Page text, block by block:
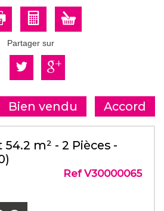
Partager sur
Bien vendu Accord
m² - 2 Pièces -
Ref V30000065